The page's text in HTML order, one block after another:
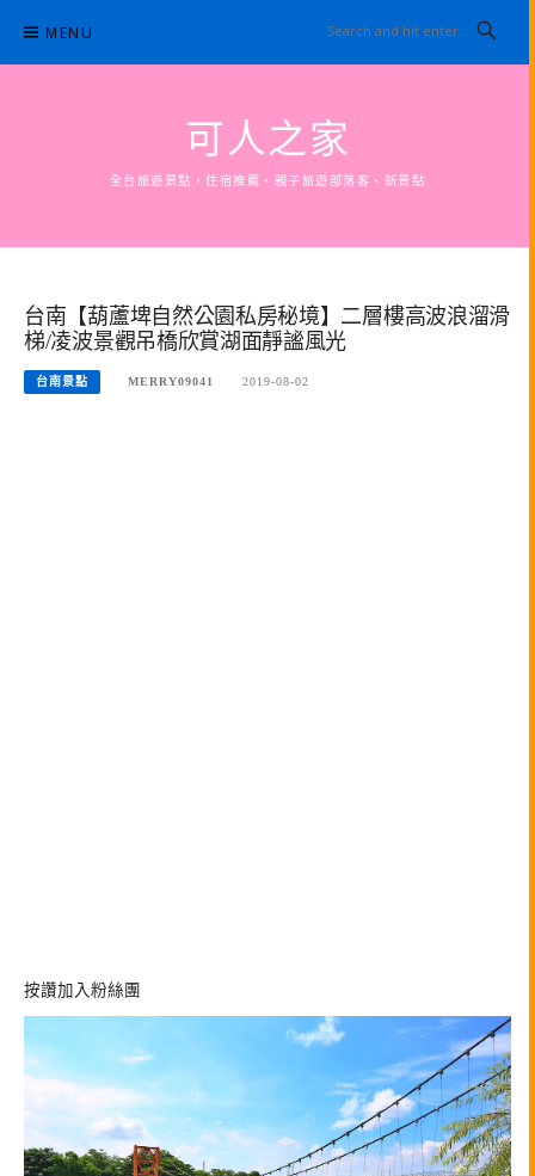
content
MENU
可人之家
全台旅遊景點，住宿推薦、親子旅遊部落客、新景點
台南【葫蘆埤自然公園私房秘境】二層樓高波浪溜滑
梯/凌波景觀吊橋欣賞湖面靜謐風光
台南景點 MERRY09041 2019-08-02
按讚加入粉絲團